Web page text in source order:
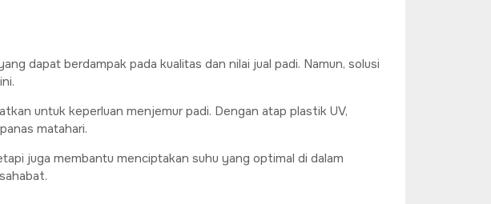
dapat berdampak pada kualitas dan nilai jual padi. Namun, solusi
untuk keperluan menjemur padi. Dengan atap plastik UV,
matahari.
juga membantu menciptakan suhu yang optimal di dalam